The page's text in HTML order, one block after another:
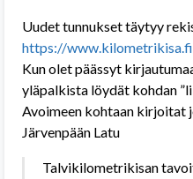
Uudet tunnukset täytyy
https://
Kun olet päässyt
yläpalkista löydät kohdan
Avoimeen kohtaan kirjoitat
Järvenpään Latu
Talvikilometrikisan